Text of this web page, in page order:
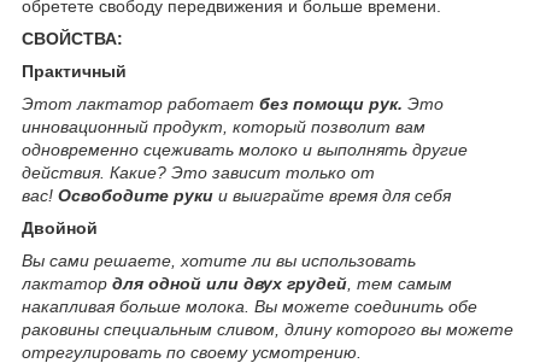
обретете свободу передвижения и больше времени.
СВОЙСТВА:
Практичный
Этот лактатор работает без помощи рук. Это
инновационный продукт, который позволит вам
одновременно сцеживать молоко и выполнять другие
действия. Какие? Это зависит только от
вас! Освободите руки и выиграйте время для себя
Двойной
Вы сами решаете, хотите ли вы использовать
лактатор для одной или двух грудей , тем самым
накапливая больше молока. Вы можете соединить обе
раковины специальным сливом, длину которого вы можете
отрегулировать по своему усмотрению.